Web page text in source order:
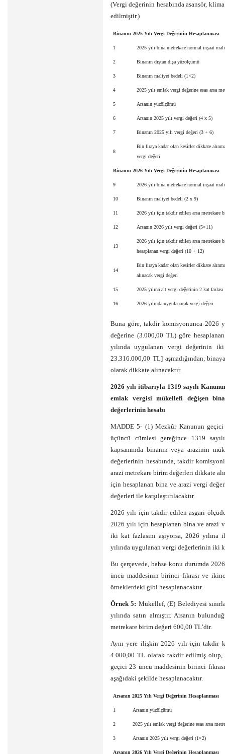
(Vergi değerinin hesabında asansör,
edilmiştir.)
Binanın 2025 Yılı Vergi Değerinin Hesaplanması
1 2025 yılı bina metrekare normal inşaat
2 Binanın dıştan dışa yüzölçümü
3 Binanın maliyet bedeli (1×2)
4 2025 yılı emlak vergi değerine esas arsa
5 Arsanın yüzölçümü
6 Arsanın 2025 yılı vergi değeri (4 x 5)
7 Binanın 2025 yılı vergi değeri (3 + 6)
8
Bin liraya kadar olan kesirler dikkate
vergi değeri
Binanın 2026 Yılı Vergi Değerinin Hesaplanması
9 2026 yılı bina metrekare normal inşaat
10 Binanın maliyet bedeli (2 x 9)
11 2026 yılı için takdir edilen arsa metrekare
12 Arsanın 2026 yılı vergi değeri (5×11)
13
2026 yılı için takdir edilen arsa metrekare
hesaplanan vergi değeri (10 + 12)
14
Bin liraya kadar olan kesirler dikkate
alınacak vergi değeri
15 2025 yılına ait vergi değerinin 2 kat
16 2026 yılında uygulanacak vergi değeri
Buna göre, takdir komisyonunca 2026
değerine (3.000,00 TL) göre
yılında uygulanan vergi değerinin
23.316.000,00 TL] aşmadığından,
olarak dikkate alınacaktır.
2026 yılı itibarıyla 1319 sayılı
emlak vergisi mükellefi değişen
değerlerinin hesabı
MADDE 5- (1) Mezkûr Kanunun geçici
üçüncü cümlesi gereğince 1319
kapsamında binanın veya arazinin
değerlerinin hesabında, takdir
arazi metrekare birim değerleri dikkate
için hesaplanan bina ve arazi vergi
değerleri ile karşılaştırılacaktır.
2026 yılı için takdir edilen asgari
2026 yılı için hesaplanan bina ve arazi
iki kat fazlasını aşıyorsa, 2026
yılında uygulanan vergi değerlerinin iki
Bu çerçevede, bahse konu durumda
üncü maddesinin birinci fıkrası ve
örneklerdeki gibi hesaplanacaktır.
Örnek 5: Mükellef, (E) Belediyesi
yılında satın almıştır. Arsanın
metrekare birim değeri 600,00 TL’dir.
Aynı yere ilişkin 2026 yılı için takdir
4.000,00 TL olarak takdir edilmiş olup,
geçici 23 üncü maddesinin birinci
aşağıdaki şekilde hesaplanacaktır.
Arsanın 2025 Yılı Vergi Değerinin Hesaplanması
1 Arsanın yüzölçümü
2 2025 yılı emlak vergi değerine esas arsa
3 Arsanın 2025 yılı vergi değeri (1×2)
Arsanın 2026 Yılı Vergi Değerinin Hesaplanması